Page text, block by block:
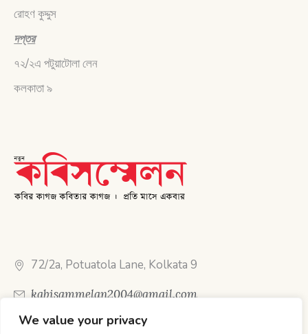
We value your privacy
রোহণ কুদ্দুস
দপ্তর
৭২/২এ পটুয়াটোলা লেন
কলকাতা ৯
72/2a, Potuatola Lane, Kolkata 9
kabisammelan2004@gmail.com
Call Us: 89612 37050 (WhatsApp available)